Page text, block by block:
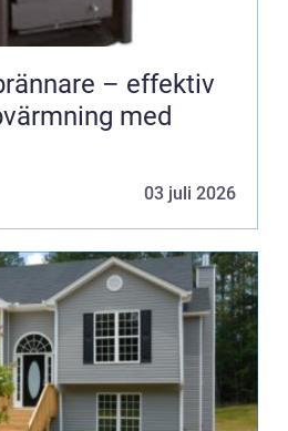
– effektiv
med
03 juli 2026